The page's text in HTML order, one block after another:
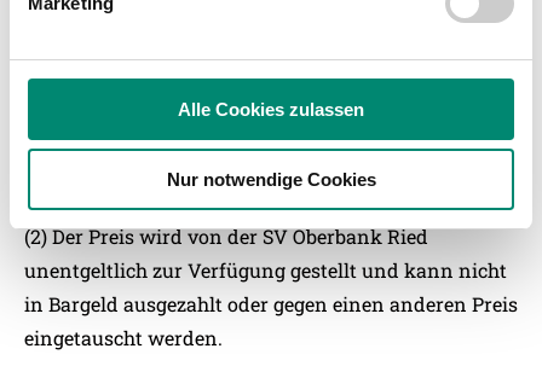
zu können und die Zugriffe auf unsere Website zu
Verwendung unserer Website an unsere Partner für
Partner führen diese Informationen möglicherweise mit
weiteren Daten zusammen, die Sie ihnen bereitgestellt
haben oder die sie im Rahmen Ihrer Nutzung der Dienste
gesammelt haben.
Weitere Details, insbesondere zu Speicherdauer und
Empfänger entnehmen Sie unserer
Datenschutzerklärung
Alle Cookies zulassen
Nur notwendige Cookies
und SVR-Tasse
Adventsonntag (14.12.2025): Retro-Blechschild „2.
Adventsonntag (21.12.2025): 2x Tageseintritt in die
Eurotherme Bad Schallerbach + 2 Sitzplatz-Tickets
für das Cupspiel gegen den SK Rapid
(2) Der Preis wird von der SV Oberbank Ried
unentgeltlich zur Verfügung gestellt und kann nicht
in Bargeld ausgezahlt oder gegen einen anderen Preis
eingetauscht werden.